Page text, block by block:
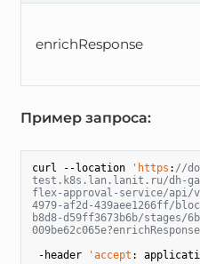
enrichResponse
Пример запроса:
curl --location 'https : //
test.k8s.lan.lanit.ru/dh-
flex-approval-service/api/
4979-af2d-439aee1266ff/
b8d8-d59ff3673b6b/stages/
-header
'accept